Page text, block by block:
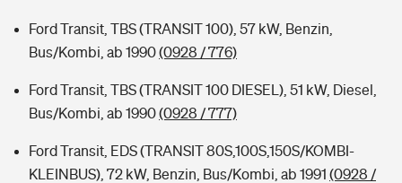
Ford Transit, TBS (TRANSIT 100), 57 kW, Benzin,
Bus/Kombi, ab 1990(0928 / 776)
Ford Transit, TBS (TRANSIT 100 DIESEL), 51 kW, Diesel,
Bus/Kombi, ab 1990(0928 / 777)
Ford Transit, EDS (TRANSIT 80S,100S,150S/KOMBI-
KLEINBUS), 72 kW, Benzin, Bus/Kombi, ab 1991 (0928 /